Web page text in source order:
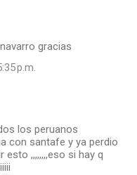
gracias
p.m.
los peruanos
con santafe y ya perdio
esto ,,,,,,,,eso si hay q